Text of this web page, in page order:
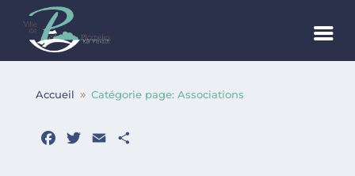
Accueil 9 Catégorie page: Associations
Facebook
TwitterEmail